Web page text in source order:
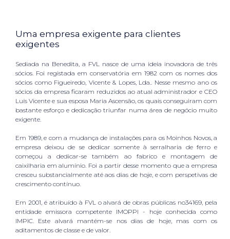
Uma empresa exigente para clientes
exigentes
Sediada na Benedita, a FVL nasce de uma ideia inovadora de três
sócios. Foi registada em conservatória em 1982 com os nomes dos
sócios como Figueiredo, Vicente & Lopes, Lda.. Nesse mesmo ano os
sócios da empresa ficaram reduzidos ao atual administrador e CEO
Luís Vicente e sua esposa Maria Ascensão, os quais conseguiram com
bastante esforço e dedicação triunfar numa área de negócio muito
exigente.
Em 1989, e com a mudança de instalações para os Moinhos Novos, a
empresa deixou de se dedicar somente à serralharia de ferro e
começou a dedicar-se também ao fabrico e montagem de
caixilharia em alumínio. Foi a partir desse momento que a empresa
cresceu substancialmente até aos dias de hoje, e com perspetivas de
crescimento contínuo.
Em 2001, é atribuído à FVL o alvará de obras públicas no34169, pela
entidade emissora competente IMOPPI - hoje conhecida como
IMPIC. Este alvará mantém-se nos dias de hoje, mas com os
aditamentos de classe e de valor.